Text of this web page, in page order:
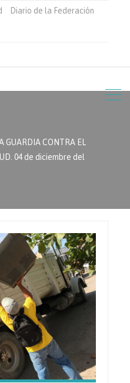
Diario de la Federación
GUARDIA CONTRA EL
04 de diciembre del